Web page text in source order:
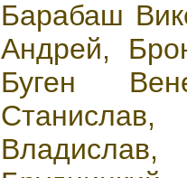
Барабаш
Андрей,
Буген